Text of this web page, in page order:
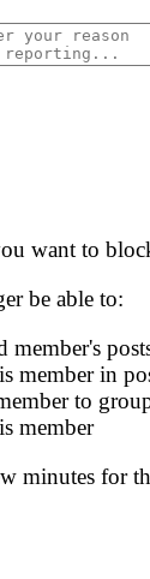
want to
be able to:
member's
member in
to
member
minutes for